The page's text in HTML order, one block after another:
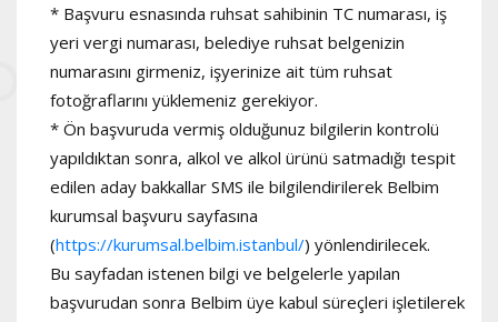
* Başvuru esnasında ruhsat sahibinin TC numarası, iş
yeri vergi numarası, belediye ruhsat belgenizin
numarasını girmeniz, işyerinize ait tüm ruhsat
fotoğraflarını yüklemeniz gerekiyor.
* Ön başvuruda vermiş olduğunuz bilgilerin kontrolü
yapıldıktan sonra, alkol ve alkol ürünü satmadığı tespit
edilen aday bakkallar SMS ile bilgilendirilerek Belbim
kurumsal başvuru sayfasına
(https://kurumsal.belbim.istanbul/) yönlendirilecek.
Bu sayfadan istenen bilgi ve belgelerle yapılan
başvurudan sonra Belbim üye kabul süreçleri işletilerek